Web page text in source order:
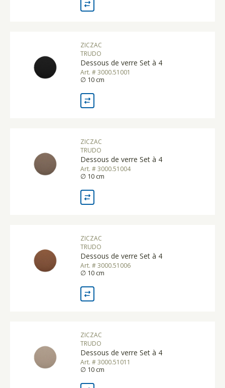
ZICZAC
TRUDO
Dessous de verre Set à 4
Art. # 3000.51001
∅ 10 cm
ZICZAC
TRUDO
Dessous de verre Set à 4
Art. # 3000.51004
∅ 10 cm
ZICZAC
TRUDO
Dessous de verre Set à 4
Art. # 3000.51006
∅ 10 cm
ZICZAC
TRUDO
Dessous de verre Set à 4
Art. # 3000.51011
∅ 10 cm